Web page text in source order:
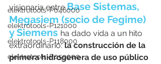
elektrotools-P046000
elektrotools-P121000
elektrotools-P118000
elektrotools-P059000
visionaria entre Base Sistemas,
Megasiem (socio de Fegime)
y Siemens ha dado vida a un hito
extraordinario: la construcción de la
primera hidrogenera de uso público